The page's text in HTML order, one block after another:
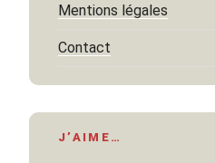
Mentions légales
Contact
J’AIME…